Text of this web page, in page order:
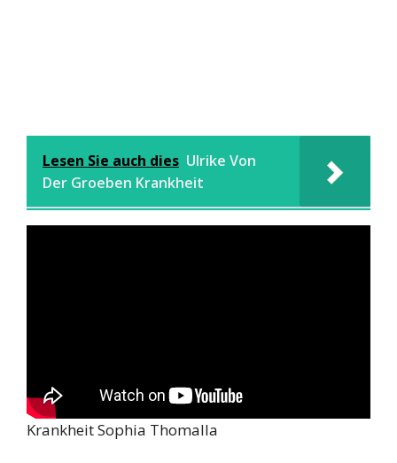
Lesen Sie auch dies Ulrike Von
Der Groeben Krankheit
Krankheit Sophia Thomalla